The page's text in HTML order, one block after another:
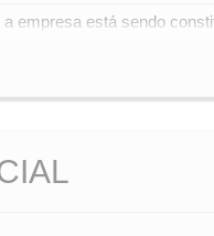
empresa está sendo